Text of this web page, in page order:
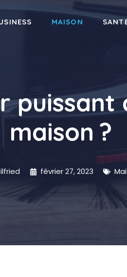
MAISON
puissant
maison ?
février 27, 2023